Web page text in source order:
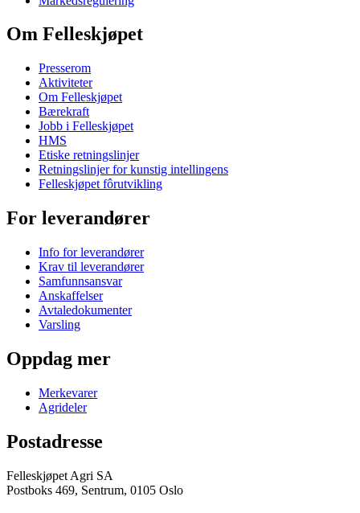
Om Felleskjøpet
Presserom
Aktiviteter
Om Felleskjøpet
Bærekraft
Jobb i Felleskjøpet
HMS
Etiske retningslinjer
Retningslinjer for kunstig intellingens
Felleskjøpet fôrutvikling
For leverandører
Info for leverandører
Krav til leverandører
Samfunnsansvar
Anskaffelser
Avtaledokumenter
Varsling
Oppdag mer
Merkevarer
Agrideler
Postadresse
Felleskjøpet Agri SA
Postboks 469, Sentrum, 0105 Oslo